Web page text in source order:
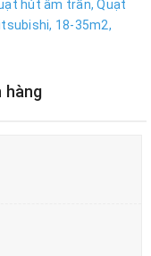
hút âm trần, Quạt
18-35m2,
hàng